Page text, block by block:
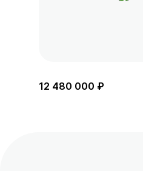
12 480 000 ₽